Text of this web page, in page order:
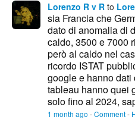
Lorenzo R v R to
sia Francia che
dato di anomalia di
caldo, 3500 e 7000
però al caldo nel
ricordo ISTAT
google e hanno dati
tableau hanno quei
solo fino al 2024,
1 month ago -Comment-